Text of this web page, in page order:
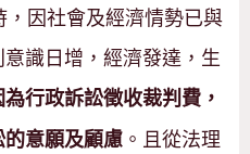
因社會及經濟情勢已與
識日增，經濟發達，生
行政訴訟徵收裁判費，
意願及顧慮。且從法理